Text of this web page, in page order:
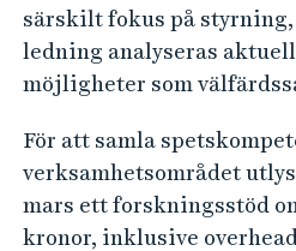
särskilt fokus på
ledning analyseras
möjligheter som
För att samla
verksamhetsområdet
mars ett forskningsstöd
kronor, inklusive